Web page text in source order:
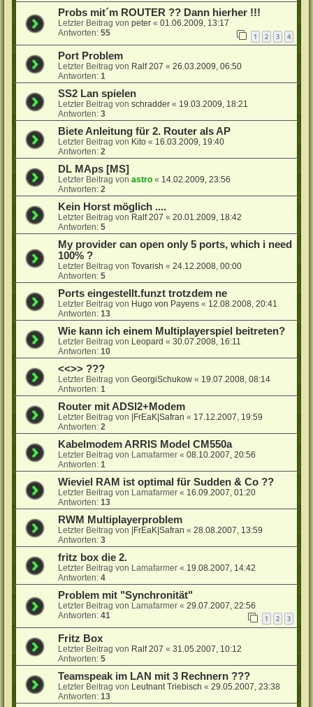
Probs mit´m ROUTER ?? Dann hierher !!!
Letzter Beitrag vonpeter «01.06.2009, 13:17
Antworten:55 1 2 3 4
Port Problem
Letzter Beitrag von Ralf 207 «26.03.2009, 06:50
Antworten:1
SS2 Lan spielen
Letzter Beitrag vonschradder « 19.03.2009, 18:21
Antworten:3
Biete Anleitung für 2. Router als AP
Letzter Beitrag von Kito « 16.03.2009, 19:40
Antworten:2
DL MAps [MS]
Letzter Beitrag vonastro « 14.02.2009, 23:56
Antworten:2
Kein Horst möglich ....
Letzter Beitrag von Ralf 207 «20.01.2009, 18:42
Antworten:5
My provider can open only 5 ports, which i need
100% ?
Letzter Beitrag vonTovarish «24.12.2008, 00:00
Antworten:5
Ports eingestellt.funzt trotzdem ne
Letzter Beitrag von Hugo von Payens « 12.08.2008, 20:41
Antworten:13
Wie kann ich einem Multiplayerspiel beitreten?
Letzter Beitrag von Leopard «30.07.2008, 16:11
Antworten:10
<<>> ???
Letzter Beitrag vonGeorgiSchukow « 19.07.2008, 08:14
Antworten:1
Router mit ADSl2+Modem
Letzter Beitrag von |FrEaK|Safran « 17.12.2007, 19:59
Antworten:2
Kabelmodem ARRIS Model CM550a
Letzter Beitrag von Lamafarmer «08.10.2007, 20:56
Antworten:1
Wieviel RAM ist optimal für Sudden & Co ??
Letzter Beitrag von Lamafarmer « 16.09.2007, 01:20
Antworten:13
RWM Multiplayerproblem
Letzter Beitrag von |FrEaK|Safran «28.08.2007, 13:59
Antworten:3
fritz box die 2.
Letzter Beitrag von Lamafarmer « 19.08.2007, 14:42
Antworten:4
Problem mit "Synchronität"
Letzter Beitrag von Lamafarmer «29.07.2007, 22:56
Antworten:41 1 2 3
Fritz Box
Letzter Beitrag von Ralf 207 «31.05.2007, 10:12
Antworten:5
Teamspeak im LAN mit 3 Rechnern ???
Letzter Beitrag von Leutnant Triebisch «29.05.2007, 23:38
Antworten:13